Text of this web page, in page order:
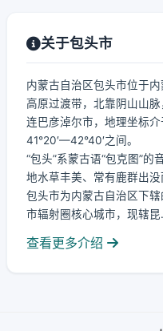
关于包头市
内蒙古自治区包头市位于
高原过渡带，北靠阴山山
连巴彦淖尔市，地理坐标介
41°20′—42°40′之间。
“包头”系蒙古语“包克图”的
地水草丰美、常有鹿群出没
包头市为内蒙古自治区下
市辐射圈核心城市，现辖昆
查看更多介绍